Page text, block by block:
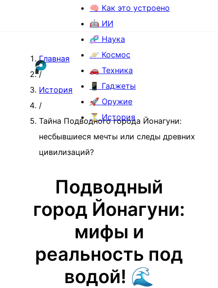
🧠 Как это устроено
🤖 ИИ
🧬 Наука
🪐 Космос
🚗 Техника
📱 Гаджеты
🚀 Оружие
⏳ История
Главная
/
История
/
Тайна Подводного города Йонагуни:
несбывшиеся мечты или следы древних
цивилизаций?
Подводный
город Йонагуни:
мифы и
реальность под
водой! 🌊